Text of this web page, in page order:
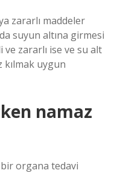
zararlı maddeler
suyun altına girmesi
zararlı ise ve su alt
kılmak uygun
namaz
organa tedavi